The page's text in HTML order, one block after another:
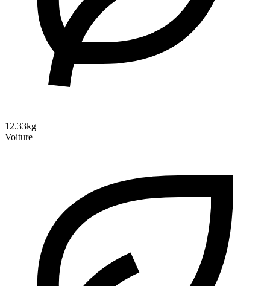
12.33kg
Voiture